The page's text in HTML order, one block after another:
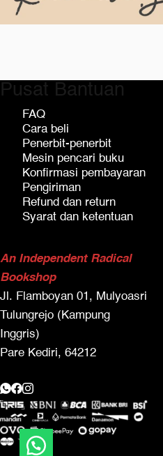
Pusat Bantuan
FAQ
Cara beli
Penerbit-penerbit
Mesin pencari buku
Konfirmasi pembayaran
Pengiriman
Refund dan return
Syarat dan ketentuan
An Independent Radical
Bookshop
Jl. Flamboyan 01, Mulyoasri
Tulungrejo (Kampung
Inggris)
Pare Kediri, 64212